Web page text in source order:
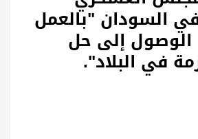
السودان "بالعمل
إلى حل
في البلاد".